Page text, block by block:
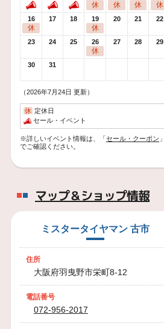
休 休 休 休
16
休
17 18 19
休
20 21 22
23 24 25 26
休
27 28 29
30 31
（2026年7月24日 更新）
休 定休日
セール・イベント
※詳しいイベント情報は、「セール・クーポン 」
でご確認ください。
マップ＆ショップ情報
ミスタータイヤマン 古市
住所
大阪府羽曳野市栄町8-12
電話番号
072-956-2017